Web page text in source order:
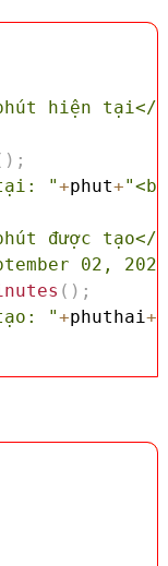
hiện tại</
) ;
"+phut+
được tạo</
02,
( ) ;
"+phuthai+